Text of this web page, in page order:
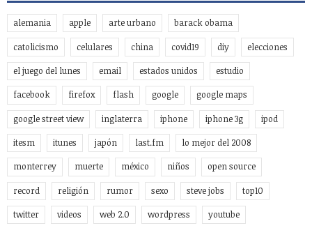
alemania apple arte urbano barack obama
catolicismo celulares china covid19 diy elecciones
el juego del lunes email estados unidos estudio
facebook firefox flash google google maps
google street view inglaterra iphone iphone 3g ipod
itesm itunes japón last.fm lo mejor del 2008
monterrey muerte méxico niños open source
record religión rumor sexo steve jobs top10
twitter videos web 2.0 wordpress youtube